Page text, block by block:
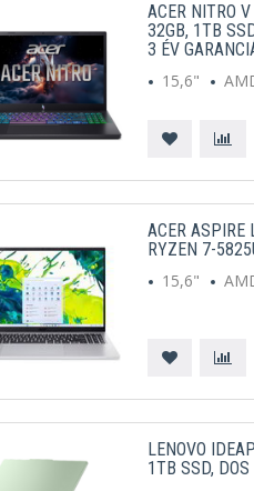
ACER NITRO
32GB, 1TB
3 ÉV
15,6"
ACER
RYZEN 7-
15,6"
LENOVO
1TB SSD,